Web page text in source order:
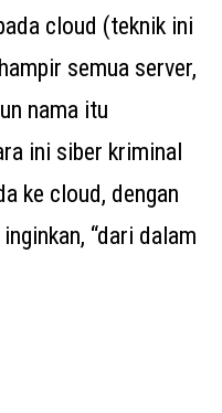
cloud (teknik ini
semua server,
nama itu
ini siber kriminal
ke cloud, dengan
“dari dalam